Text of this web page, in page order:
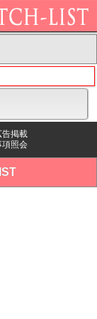
告掲載
項照会